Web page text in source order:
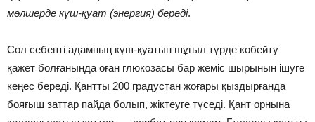
мөлшерде күш-қуат (энергия) береді.
Сол себепті адамның күш-қуатын шұғыл түрде көбейту
қажет болғанында оған глюкозасы бар жеміс шырынын ішуге
кеңес береді. Қантты 200 градустан жоғары қыздырғанда
бояғыш заттар пайда болып, жіктеуге түседі. Қант орнына